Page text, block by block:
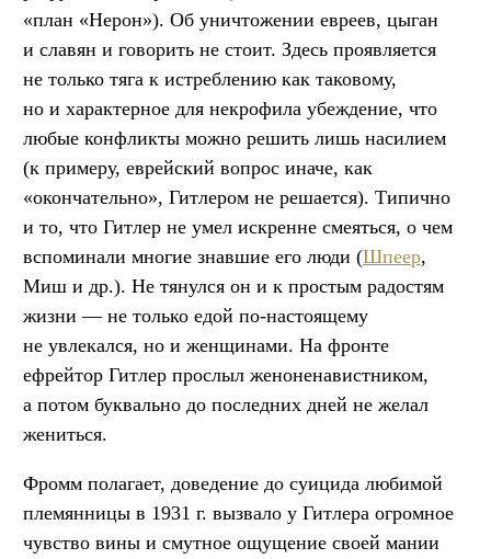
«план «Нерон»). Об уничтожении евреев, цыган
и славян и говорить не стоит. Здесь проявляется
не только тяга к истреблению как таковому,
но и характерное для некрофила убеждение, что
любые конфликты можно решить лишь насилием
(к примеру, еврейский вопрос иначе, как
«окончательно», Гитлером не решается). Типично
и то, что Гитлер не умел искренне смеяться, о чем
вспоминали многие знавшие его люди (Шпеер,
Миш и др.). Не тянулся он и к простым радостям
жизни — не только едой по-настоящему
не увлекался, но и женщинами. На фронте
ефрейтор Гитлер прослыл женоненавистником,
а потом буквально до последних дней не желал
жениться.
Фромм полагает, доведение до суицида любимой
племянницы в 1931 г. вызвало у Гитлера огромное
чувство вины и смутное ощущение своей мании